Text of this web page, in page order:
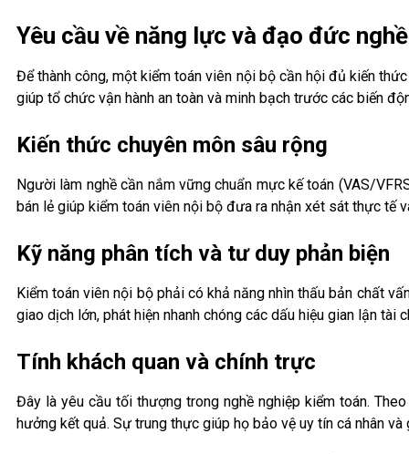
Yêu cầu về năng lực và đạo đức
Để thành công, một kiểm toán viên nội bộ cần hội đủ kiến
giúp tổ chức vận hành an toàn và minh bạch trước các biến
Kiến thức chuyên môn sâu rộng
Người làm nghề cần nắm vững chuẩn mực kế toán (VAS/
bán lẻ giúp kiểm toán viên nội bộ đưa ra nhận xét sát thực tế
Kỹ năng phân tích và tư duy phản biện
Kiểm toán viên nội bộ phải có khả năng nhìn thấu bản chất
giao dịch lớn, phát hiện nhanh chóng các dấu hiệu gian lận tài
Tính khách quan và chính trực
Đây là yêu cầu tối thượng trong nghề nghiệp kiểm toán.
hưởng kết quả. Sự trung thực giúp họ bảo vệ uy tín cá nhân và